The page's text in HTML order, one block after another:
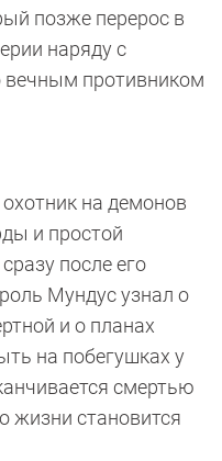
позже перерос в
наряду с
вечным противником
на демонов
и простой
после его
Мундус узнал о
и о планах
на побегушках у
смертью
жизни становится